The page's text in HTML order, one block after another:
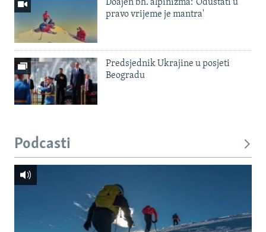
Doajen bh. alpinizma: 'Odustati u
pravo vrijeme je mantra'
Predsjednik Ukrajine u posjeti
Beogradu
Podcasti